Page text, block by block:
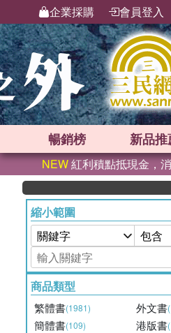
企業採購 會員登入
暢銷榜 新品推
NEW紅利積點抵現金，
縮小範圍
商品類型
繁體書(1981) 外文書
簡體書(109) 港版書